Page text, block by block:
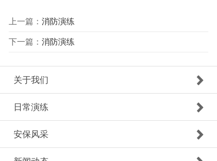
上一篇： 消防演练
下一篇： 消防演练
关于我们
日常演练
安保风采